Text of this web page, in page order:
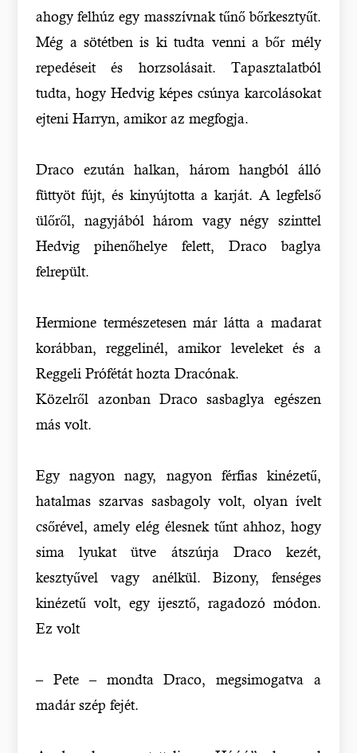
ahogy felhúz egy masszívnak tűnő bőrkesztyűt.
Még a sötétben is ki tudta venni a bőr mély
repedéseit és horzsolásait. Tapasztalatból
tudta, hogy Hedvig képes csúnya karcolásokat
ejteni Harryn, amikor az megfogja.
Draco ezután halkan, három hangból álló
füttyöt fújt, és kinyújtotta a karját. A legfelső
ülőről, nagyjából három vagy négy szinttel
Hedvig pihenőhelye felett, Draco baglya
felrepült.
Hermione természetesen már látta a madarat
korábban, reggelinél, amikor leveleket és a
Reggeli Prófétát hozta Dracónak.
Közelről azonban Draco sasbaglya egészen
más volt.
Egy nagyon nagy, nagyon férfias kinézetű,
hatalmas szarvas sasbagoly volt, olyan ívelt
csőrével, amely elég élesnek tűnt ahhoz, hogy
sima lyukat ütve átszúrja Draco kezét,
kesztyűvel vagy anélkül. Bizony, fenséges
kinézetű volt, egy ijesztő, ragadozó módon.
Ez volt
– Pete – mondta Draco, megsimogatva a
madár szép fejét.